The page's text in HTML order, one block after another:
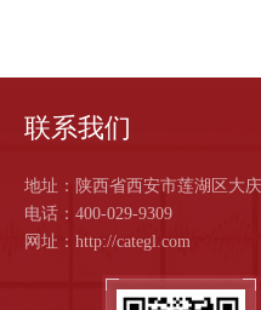
联系我们
地址：陕西省西安市莲湖区大
电话：400-029-9309
网址：http://categl.com